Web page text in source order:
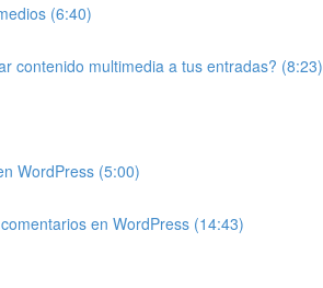
(6:40)
contenido multimedia a tus entradas? (8:23)
WordPress (5:00)
en WordPress (14:43)